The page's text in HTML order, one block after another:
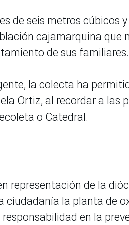
de seis metros cúbicos
cajamarquina que
de sus familiares.
la colecta ha
Ortiz, al recordar a las
o Catedral.
representación de la
ciudadanía la planta de
en la